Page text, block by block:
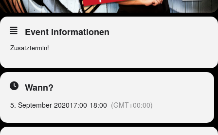
Event Informationen
Zusatztermin!
Wann?
5. September 202017:00-18:00 (GMT+00:00)